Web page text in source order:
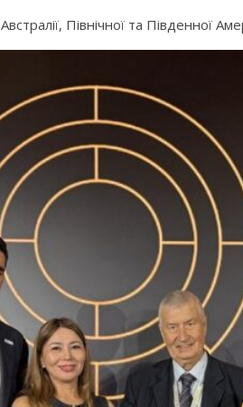
Північної та Південної